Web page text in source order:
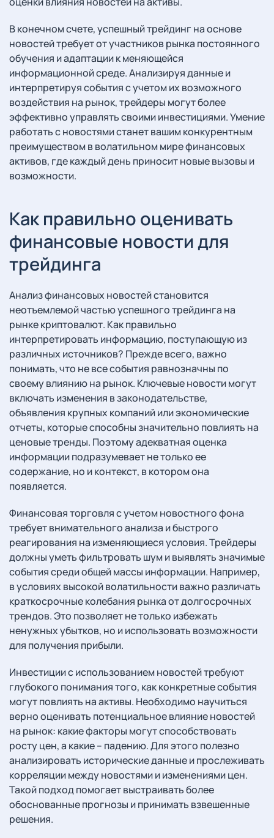
В конечном счете, успешный трейдинг на основе
новостей требует от участников рынка постоянного
обучения и адаптации к меняющейся
информационной среде. Анализируя данные и
интерпретируя события с учетом их возможного
воздействия на рынок, трейдеры могут более
эффективно управлять своими инвестициями. Умение
работать с новостями станет вашим конкурентным
преимуществом в волатильном мире финансовых
активов, где каждый день приносит новые вызовы и
возможности.
Как правильно оценивать
финансовые новости для
трейдинга
Анализ финансовых новостей становится
неотъемлемой частью успешного трейдинга на
рынке криптовалют. Как правильно
интерпретировать информацию, поступающую из
различных источников? Прежде всего, важно
понимать, что не все события равнозначны по
своему влиянию на рынок. Ключевые новости могут
включать изменения в законодательстве,
объявления крупных компаний или экономические
отчеты, которые способны значительно повлиять на
ценовые тренды. Поэтому адекватная оценка
информации подразумевает не только ее
содержание, но и контекст, в котором она
появляется.
Финансовая торговля с учетом новостного фона
требует внимательного анализа и быстрого
реагирования на изменяющиеся условия. Трейдеры
должны уметь фильтровать шум и выявлять значимые
события среди общей массы информации. Например,
в условиях высокой волатильности важно различать
краткосрочные колебания рынка от долгосрочных
трендов. Это позволяет не только избежать
ненужных убытков, но и использовать возможности
для получения прибыли.
Инвестиции с использованием новостей требуют
глубокого понимания того, как конкретные события
могут повлиять на активы. Необходимо научиться
верно оценивать потенциальное влияние новостей
на рынок: какие факторы могут способствовать
росту цен, а какие – падению. Для этого полезно
анализировать исторические данные и прослеживать
корреляции между новостями и изменениями цен.
Такой подход помогает выстраивать более
обоснованные прогнозы и принимать взвешенные
решения.